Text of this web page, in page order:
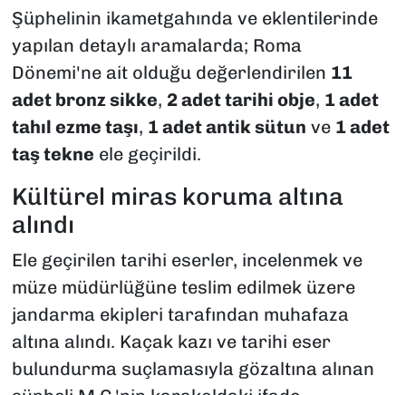
Şüphelinin ikametgahında ve eklentilerinde
yapılan detaylı aramalarda; Roma
Dönemi'ne ait olduğu değerlendirilen 11
adet bronz sikke, 2 adet tarihi obje, 1 adet
tahıl ezme taşı, 1 adet antik sütun ve 1 adet
taş tekne ele geçirildi.
Kültürel miras koruma altına
alındı
Ele geçirilen tarihi eserler, incelenmek ve
müze müdürlüğüne teslim edilmek üzere
jandarma ekipleri tarafından muhafaza
altına alındı. Kaçak kazı ve tarihi eser
bulundurma suçlamasıyla gözaltına alınan